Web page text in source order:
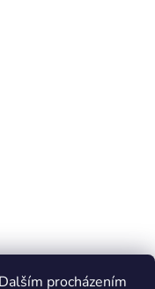
procházením